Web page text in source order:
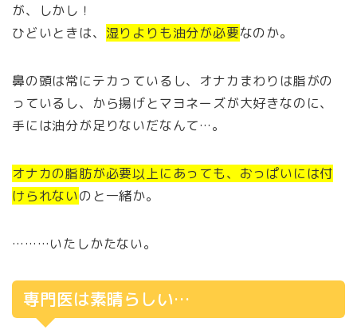
が、しかし！
ひどいときは、 湿りよりも油分が必要なのか。
鼻の頭は常にテカっているし、オナカまわりは脂がの
っているし、から揚げとマヨネーズが大好きなのに、
手には油分が足りないだなんて…。
オナカの脂肪が必要以上にあっても、おっぱいには付
けられないのと一緒か。
………いたしかたない。
専門医は素晴らしい…